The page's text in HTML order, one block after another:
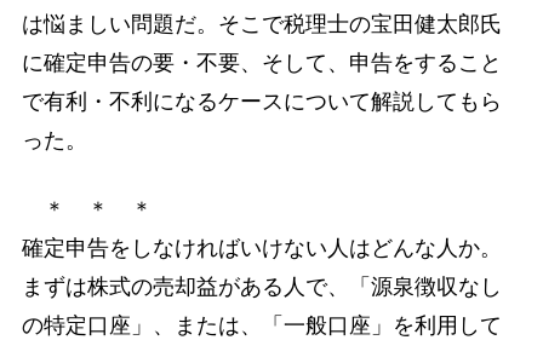
は悩ましい問題だ。そこで税理士の宝田健太郎氏
に確定申告の要・不要、そして、申告をすること
で有利・不利になるケースについて解説してもら
った。
＊ ＊ ＊
確定申告をしなければいけない人はどんな人か。
まずは株式の売却益がある人で、「源泉徴収なし
の特定口座」、または、「一般口座」を利用して